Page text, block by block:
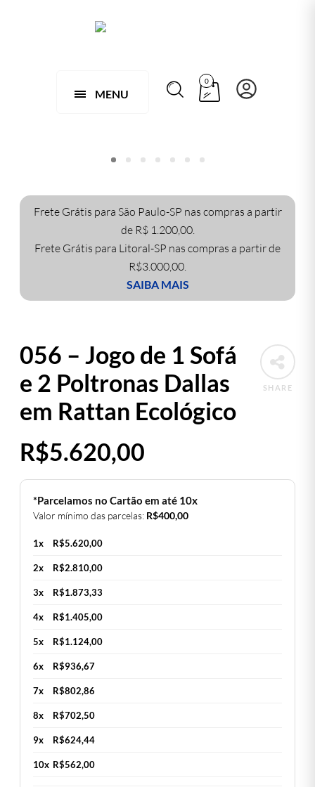
MENU
0
Frete Grátis para São Paulo-SP nas compras a partir
de R$ 1.200,00.
Frete Grátis para Litoral-SP nas compras a partir de
R$3.000,00.
SAIBA MAIS
SHARE
056 – Jogo de 1 Sofá
e 2 Poltronas Dallas
em Rattan Ecológico
R$5.620,00
*Parcelamos no Cartão em até 10x
Valor mínimo das parcelas: R$400,00
1x R$5.620,00
2x R$2.810,00
3x R$1.873,33
4x R$1.405,00
5x R$1.124,00
6x R$936,67
7x R$802,86
8x R$702,50
9x R$624,44
10x R$562,00